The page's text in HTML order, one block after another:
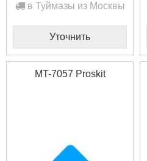
в Туймазы из Москвы
Уточнить
MT-7057 Proskit